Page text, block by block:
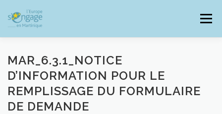
contenu
Menu
PROGRAMMES J’AI UN PROJET
MAR_6.3.1_NOTICE
D’INFORMATION POUR LE
REMPLISSAGE DU FORMULAIRE
DE DEMANDE